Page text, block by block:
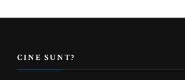
CINE SUNT?